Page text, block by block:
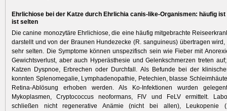
Ehrlichiose bei der Katze durch Ehrlichia canis-like-Organismen: häufig
ist selten
Die canine monozytäre Ehrlichiose, die eine häufig mitgebrachte
darstellt und von der Braunen Hundezecke (R. sanguineus) übertragen
sehr selten. Die Symptome können unspezifisch sein wie Fieber mit
Gewichtsverlust, aber auch Hyperästhesie und Gelenkschmerzen treten
Katzen Dyspnoe, Erbrechen oder Durchfall. Als Befunde bei der
konnten Splenomegalie, Lymphadenopathie, Petechien, blasse
Retina-Ablösung erhoben werden. Als Ko-Infektionen wurden
Mykoplasmen, Cryptococcus neoformans, FIV und FeLV ermittelt.
schließen nicht regenerative Anämie (nicht bei allen), Leukopenie